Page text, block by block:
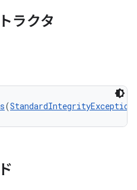
ラクタ
(StandardIntegrityException